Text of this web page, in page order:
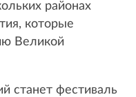
районах
которые
Великой
станет фестиваль